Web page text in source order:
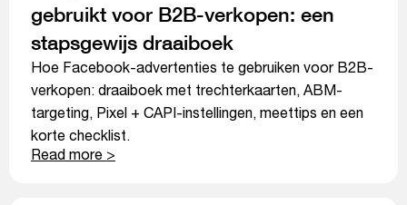
gebruikt voor B2B-verkopen: een
stapsgewijs draaiboek
Hoe Facebook-advertenties te gebruiken voor B2B-
verkopen: draaiboek met trechterkaarten, ABM-
targeting, Pixel + CAPI-instellingen, meettips en een
korte checklist.
Read more >